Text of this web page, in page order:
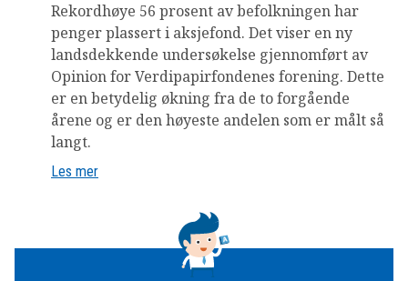
Rekordhøye 56 prosent av befolkningen har
penger plassert i aksjefond. Det viser en ny
landsdekkende undersøkelse gjennomført av
Opinion for Verdipapirfondenes forening. Dette
er en betydelig økning fra de to forgående
årene og er den høyeste andelen som er målt så
langt.
Les mer